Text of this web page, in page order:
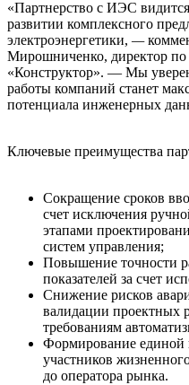
«Партнерство с ИЭС
развитии комплексного
электроэнергетики, —
Мирошниченко, директор
«Конструктор». — Мы
работы компаний станет
потенциала инженерных
Ключевые преимущества
Сокращение сроков
счет исключения
этапами
систем управления;
Повышение точности
показателей за счет
Снижение рисков
валидации проектных
требованиям
Формирование единой
участников
до оператора рынка.